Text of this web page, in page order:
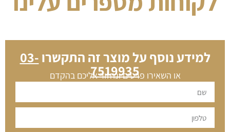
למידע נוסף על מוצר זה התקשרו 03-
7519935
או השאירו פרטים ונחזור אליכם בהקדם